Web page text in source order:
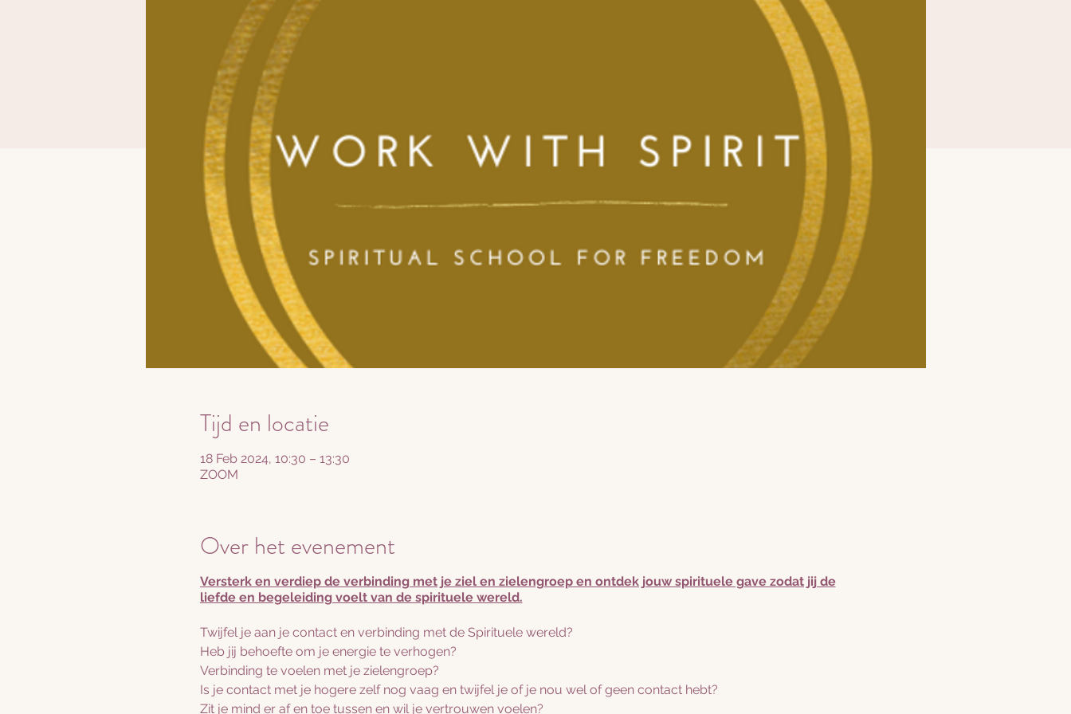
Tijd en locatie
18 Feb 2024, 10:30 – 13:30
ZOOM
Over het evenement
Versterk en verdiep de verbinding met je ziel en zielengroep en ontdek jouw spirituele gave zodat jij de
liefde en begeleiding voelt van de spirituele wereld.
Twijfel je aan je contact en verbinding met de Spirituele wereld?
Heb jij behoefte om je energie te verhogen?
Verbinding te voelen met je zielengroep?
Is je contact met je hogere zelf nog vaag en twijfel je of je nou wel of geen contact hebt?
Zit je mind er af en toe tussen en wil je vertrouwen voelen?